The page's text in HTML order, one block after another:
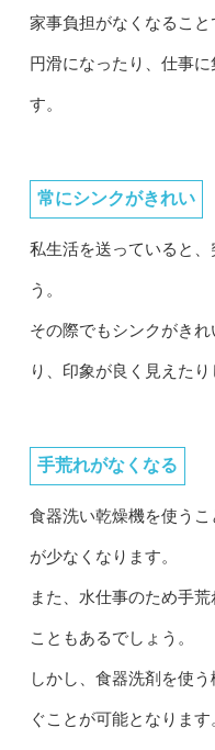
家事負担がなくなるこ
円滑になったり、仕事
す。
常にシンクがきれい
私生活を送っていると
う。
その際でもシンクがき
り、印象が良く見えたり
手荒れがなくなる
食器洗い乾燥機を使う
が少なくなります。
また、水仕事のため手
こともあるでしょう。
しかし、食器洗剤を使
ぐことが可能となります